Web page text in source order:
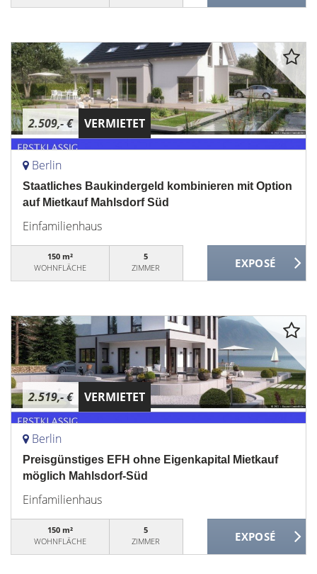
2.509,- € VERMIETET
Berlin
Staatliches Baukindergeld kombinieren mit Option
auf Mietkauf Mahlsdorf Süd
Einfamilienhaus
150 m²
WOHNFLÄCHE
5
ZIMMER
2.519,- € VERMIETET
Berlin
Preisgünstiges EFH ohne Eigenkapital Mietkauf
möglich Mahlsdorf-Süd
Einfamilienhaus
150 m²
WOHNFLÄCHE
5
ZIMMER